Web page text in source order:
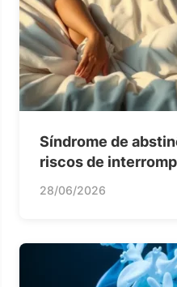
Síndrome de
riscos de
28/06/2026